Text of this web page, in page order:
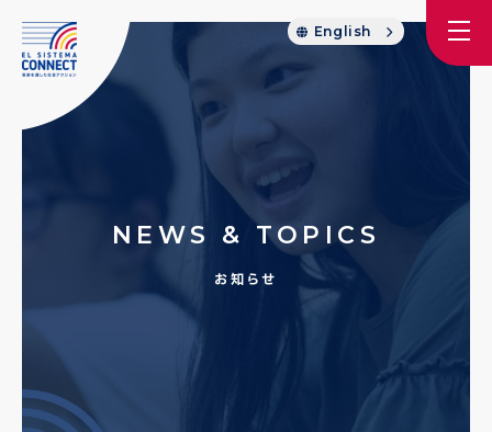
English
NEWS & TOPICS
お知らせ